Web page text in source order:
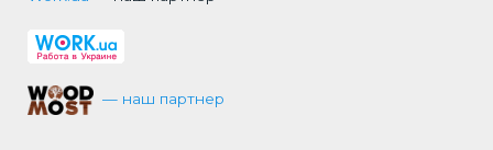
— наш партнер